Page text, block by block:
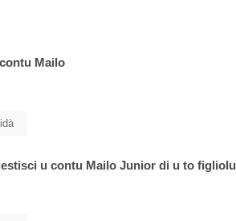
Mailo
u contu Mailo Junior di u to figliolu